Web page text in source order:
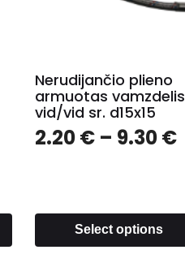
Nerudijančio plieno
armuotas vamzdelis
vid/vid sr. d15x15
2.20€– 9.30€
Select options